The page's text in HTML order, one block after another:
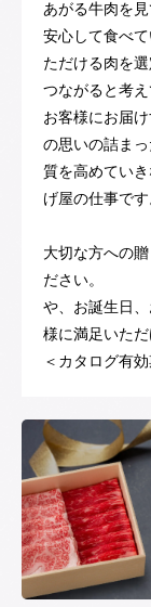
あがる牛肉を見
安心して食べ
ただける肉を
つながると考え
お客様にお届
の思いの詰ま
質を高めてい
げ屋の仕事です
大切な方への
ださい。
や、お誕生日
様に満足いただ
＜カタログ有